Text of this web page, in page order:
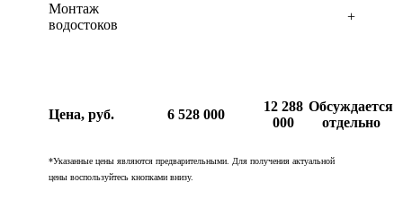
Монтаж
водостоков
+
Цена, руб. 6 528 000
12 288
000
Обсуждается
отдельно
*Указанные цены являются предварительными. Для получения актуальной
цены воспользуйтесь кнопками внизу.